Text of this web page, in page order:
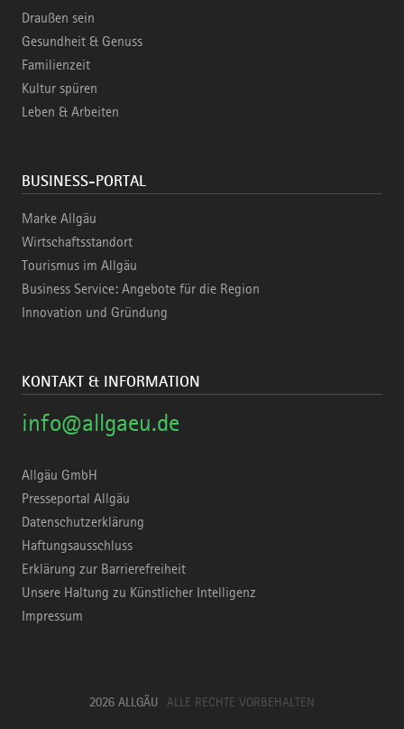
Draußen sein
Gesundheit & Genuss
Familienzeit
Kultur spüren
Leben & Arbeiten
BUSINESS-PORTAL
Marke Allgäu
Wirtschaftsstandort
Tourismus im Allgäu
Business Service: Angebote für die Region
Innovation und Gründung
KONTAKT & INFORMATION
info@allgaeu.de
Allgäu GmbH
Presseportal Allgäu
Datenschutzerklärung
Haftungsausschluss
Erklärung zur Barrierefreiheit
Unsere Haltung zu Künstlicher Intelligenz
Impressum
2026 ALLGÄU ALLE RECHTE VORBEHALTEN